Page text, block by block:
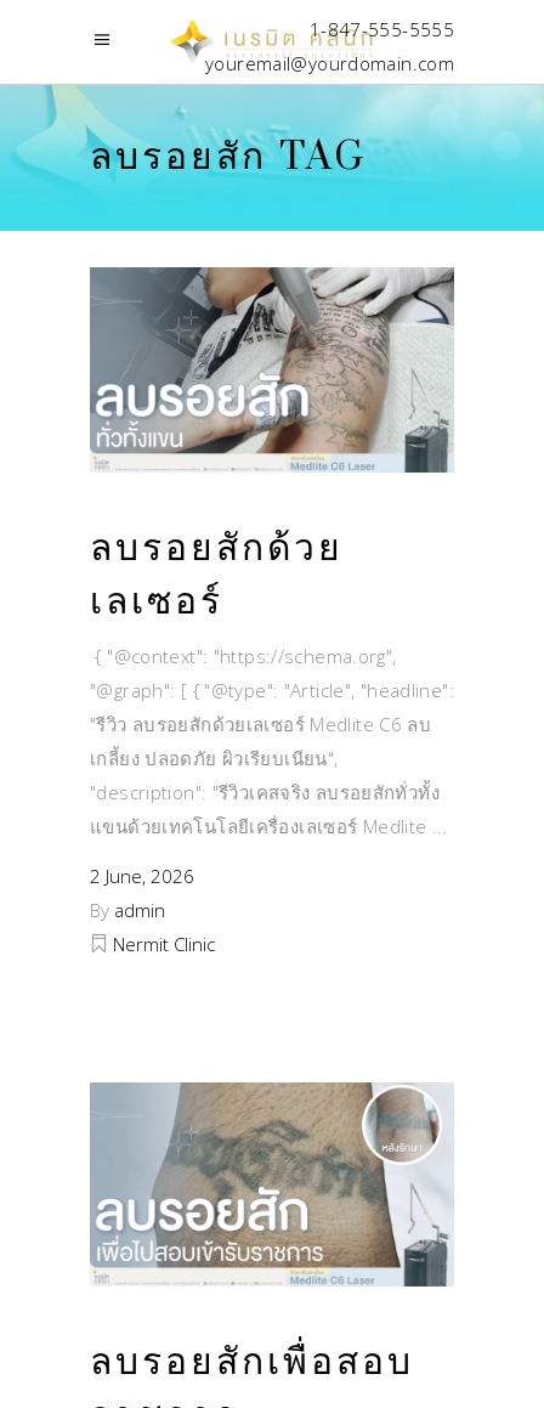
1-847-555-5555
youremail@yourdomain.com
ลบรอยสัก TAG
ลบรอยสักด้วย
เลเซอร์
{ "@context": "https://schema.org",
"@graph": [ { "@type": "Article", "headline":
"รีวิว ลบรอยสักด้วยเลเซอร์ Medlite C6 ลบ
เกลี้ยง ปลอดภัย ผิวเรียบเนียน",
"description": "รีวิวเคสจริง ลบรอยสักทั่วทั้ง
แขนด้วยเทคโนโลยีเครื่องเลเซอร์ Medlite
2 June, 2026
By admin
Nermit Clinic
ลบรอยสักเพื่อสอบ